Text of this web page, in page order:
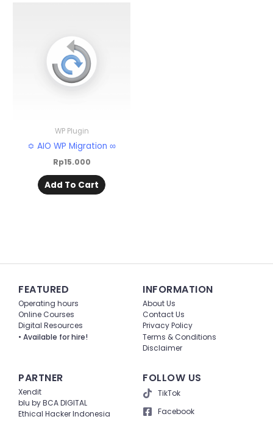
WP Plugin
≎ AIO WP Migration ∞
Rp15.000
Add To Cart
FEATURED
Operating hours
Online Courses
Digital Resources
• Available for hire!
INFORMATION
About Us
Contact Us
Privacy Policy
Terms & Conditions
Disclaimer
PARTNER
Xendit
blu by BCA DIGITAL
Ethical Hacker Indonesia
FOLLOW US
TikTok
Facebook